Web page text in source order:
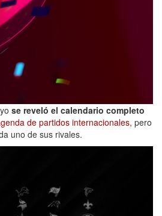
se reveló el calendario completo
de partidos internacionales, pero
uno de sus rivales.